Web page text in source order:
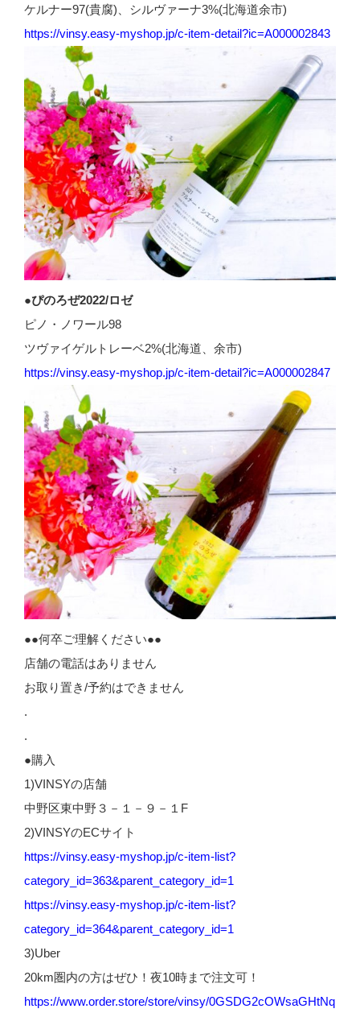
ケルナー97(貴腐)、シルヴァーナ3%(北海道余市)
https://vinsy.easy-myshop.jp/c-item-detail?ic=A000002843
●ぴのろぜ2022/ロゼ
ピノ・ノワール98
ツヴァイゲルトレーベ2%(北海道、余市)
https://vinsy.easy-myshop.jp/c-item-detail?ic=A000002847
●●何卒ご理解ください●●
店舗の電話はありません
お取り置き/予約はできません
.
.
●購入
1)VINSYの店舗
中野区東中野３－１－９－１F
2)VINSYのECサイト
https://vinsy.easy-myshop.jp/c-item-list?
category_id=363&parent_category_id=1
https://vinsy.easy-myshop.jp/c-item-list?
category_id=364&parent_category_id=1
3)Uber
20km圏内の方はぜひ！夜10時まで注文可！
https://www.order.store/store/vinsy/0GSDG2cOWsaGHtNq